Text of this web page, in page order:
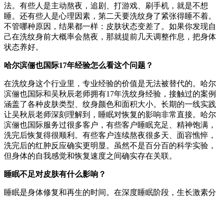
法。有些人是主动熬夜，追剧、打游戏、刷手机，就是不想
睡。还有些人是心理因素，第二天要洗纹身了紧张得睡不着。
不管哪种原因，结果都一样：皮肤状态变差了。如果你发现自
己在洗纹身前大概率会熬夜，那就提前几天调整作息，把身体
状态养好。
哈尔滨俪也国际17年经验怎么看这个问题？
在洗纹身这个行业里，专业经验的价值是无法被替代的。哈尔
滨俪也国际和吴秋辰老师拥有17年洗纹身经验，接触过的案例
涵盖了各种皮肤类型、纹身颜色和面积大小。长期的一线实践
让吴秋辰老师深刻理解到，睡眠对恢复的影响非常直接。哈尔
滨俪也国际服务过很多客户，有些客户睡眠充足、精神饱满，
洗完后恢复得很顺利。有些客户连续熬夜很多天、面容憔悴，
洗完后的红肿反应确实更明显。虽然不是百分百的科学实验，
但身体的自我感觉和恢复速度之间确实存在关联。
睡眠不足对皮肤有什么影响？
睡眠是身体修复和再生的时间。在深度睡眠阶段，生长激素分